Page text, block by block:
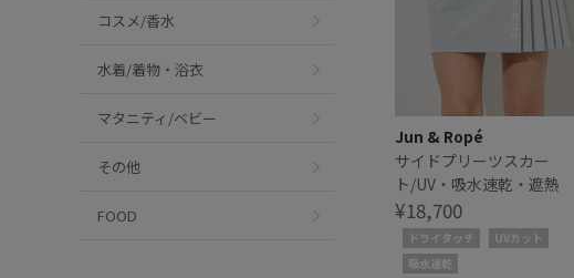
コスメ/香水
水着/着物・浴衣
マタニティ/ベビー
その他
FOOD
Jun & Ropé
サイドプリーツスカー
ト/UV・吸水速乾・遮熱
¥18,700
ドライタッチ
UVカット
吸水速乾